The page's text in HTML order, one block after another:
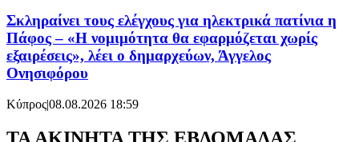
Σκληραίνει τους ελέγχους για ηλεκτρικά πατίνια η
Πάφος – «Η νομιμότητα θα εφαρμόζεται χωρίς
εξαιρέσεις», λέει ο δημαρχεύων, Άγγελος
Ονησιφόρου
Κύπρος|08.08.2026 18:59
ΤΑ ΑΚΙΝΗΤΑ ΤΗΣ ΕΒΔΟΜΑΔΑΣ